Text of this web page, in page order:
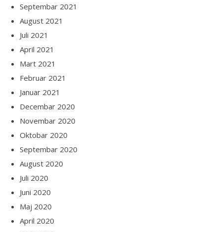
Septembar 2021
August 2021
Juli 2021
April 2021
Mart 2021
Februar 2021
Januar 2021
Decembar 2020
Novembar 2020
Oktobar 2020
Septembar 2020
August 2020
Juli 2020
Juni 2020
Maj 2020
April 2020